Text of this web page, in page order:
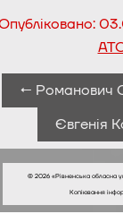
← Романович
Євгенія
© 2026 «Рівненська обласна
Копіювання